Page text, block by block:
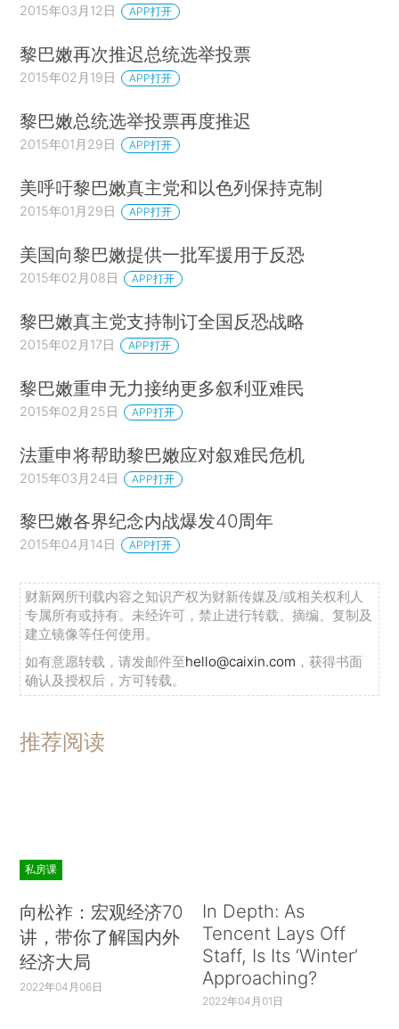
2015年03月12日 APP打开
黎巴嫩再次推迟总统选举投票
2015年02月19日 APP打开
黎巴嫩总统选举投票再度推迟
2015年01月29日 APP打开
美呼吁黎巴嫩真主党和以色列保持克制
2015年01月29日 APP打开
美国向黎巴嫩提供一批军援用于反恐
2015年02月08日 APP打开
黎巴嫩真主党支持制订全国反恐战略
2015年02月17日 APP打开
黎巴嫩重申无力接纳更多叙利亚难民
2015年02月25日 APP打开
法重申将帮助黎巴嫩应对叙难民危机
2015年03月24日 APP打开
黎巴嫩各界纪念内战爆发40周年
2015年04月14日 APP打开
财新网所刊载内容之知识产权为财新传媒及/或相关权利人
专属所有或持有。未经许可，禁止进行转载、摘编、复制及
建立镜像等任何使用。
如有意愿转载，请发邮件至hello@caixin.com ，获得书面
确认及授权后，方可转载。
推荐阅读
私房课
向松祚：宏观经济70
讲，带你了解国内外
经济大局
2022年04月06日
In Depth: As
Tencent Lays Off
Staff, Is Its ‘Winter’
Approaching?
2022年04月01日